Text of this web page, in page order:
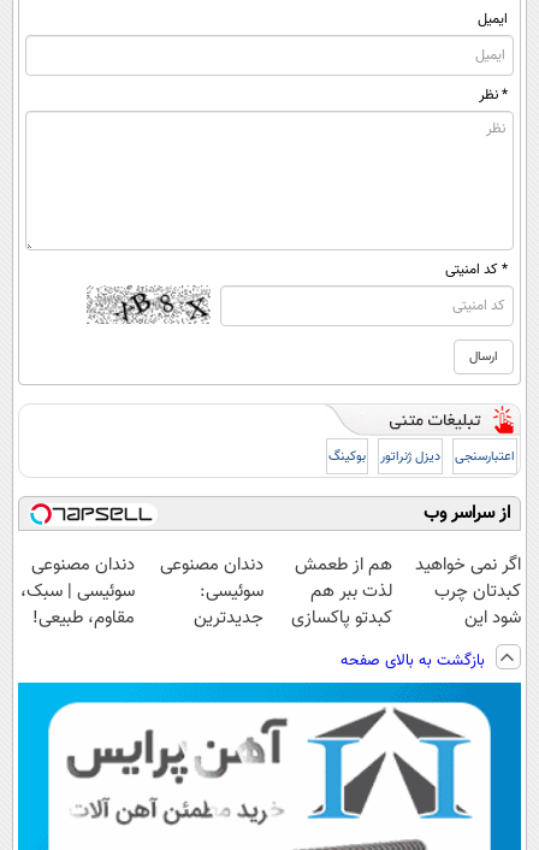
ایمیل
* نظر
* کد امنیتی
اعتبارسنجی دیزل ژنراتور بوکینگ
از سراسر وب
اگر نمی خواهید
کبدتان چرب
شود این
نوشیدنی خوش
طعم را بنوشید
هم از طعمش
لذت ببر هم
کبدتو پاکسازی
ویژه)
دندان مصنوعی
سوئیسی:
جدیدترین
پرداخت قسطی
دندان مصنوعی
سوئیسی | سبک،
مقاوم، طبیعی!
اقساطی😍
بازگشت به بالای صفحه